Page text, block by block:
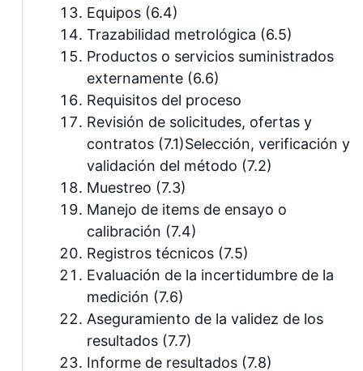
Equipos (6.4)
Trazabilidad metrológica (6.5)
Productos o servicios suministrados
externamente (6.6)
Requisitos del proceso
Revisión de solicitudes, ofertas y
contratos (7.1)Selección, verificación y
validación del método (7.2)
Muestreo (7.3)
Manejo de items de ensayo o
calibración (7.4)
Registros técnicos (7.5)
Evaluación de la incertidumbre de la
medición (7.6)
Aseguramiento de la validez de los
resultados (7.7)
Informe de resultados (7.8)